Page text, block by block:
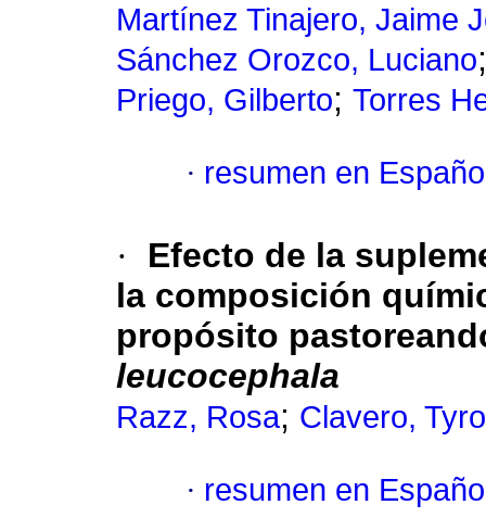
Martínez Tinajero, Jaime
Sánchez Orozco, Luciano
Priego, Gilberto; Torres
· resumen en
·
Efecto de la
la composición
propósito
leucocephala
Razz, Rosa; Clavero,
· resumen en